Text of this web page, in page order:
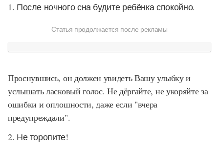
1. После ночного сна будите ребёнка спокойно.
Статья продолжается после рекламы
Проснувшись, он должен увидеть Вашу улыбку и
услышать ласковый голос. Не дёргайте, не укоряйте за
ошибки и оплошности, даже если "вчера
предупреждали".
2. Не торопите!